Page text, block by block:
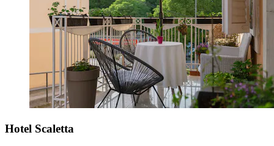
Hotel Scaletta